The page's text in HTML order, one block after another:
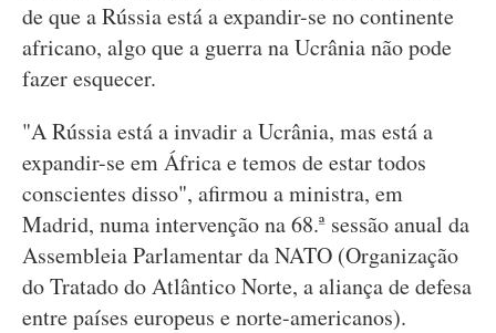
de que a Rússia está a expandir-se no continente
africano, algo que a guerra na Ucrânia não pode
fazer esquecer.
"A Rússia está a invadir a Ucrânia, mas está a
expandir-se em África e temos de estar todos
conscientes disso", afirmou a ministra, em
Madrid, numa intervenção na 68.ª sessão anual da
Assembleia Parlamentar da NATO (Organização
do Tratado do Atlântico Norte, a aliança de defesa
entre países europeus e norte-americanos).